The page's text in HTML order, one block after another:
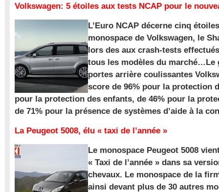
Volkswagen: 5 étoiles aux tests NCAP pour le
L’Euro NCAP décerne cinq
monospace de Volkswagen, le
lors des aux crash-tests
tous les modèles du marché…Le
portes arrière coulissantes
score de 96% pour la protection
pour la protection des enfants, de 46% pour la
de 71% pour la présence de systèmes d’aide à la
La Peugeot 5008, élu « taxi de l’année »
Le monospace Peugeot 5008
« Taxi de l’année » dans sa
chevaux. Le monospace de la
ainsi devant plus de 30 autres